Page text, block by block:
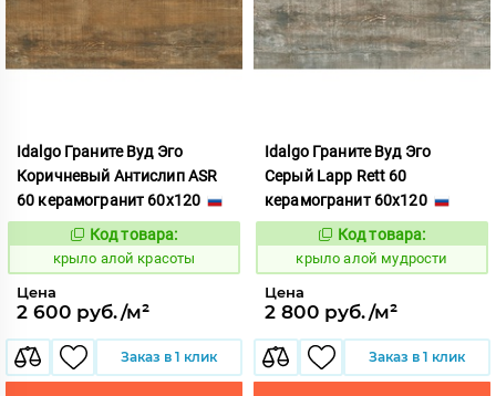
Idalgo Граните Вуд Эго
Коричневый Антислип ASR
60 керамогранит 60x120
828290
Код товара:
крыло алой красоты
Цена
2 600 руб./м²
Заказ в 1 клик
Idalgo Граните Вуд Эго
Серый Lapp Rett 60
керамогранит 60x120
828305
Код товара:
крыло алой мудрости
Цена
2 800 руб./м²
Заказ в 1 клик